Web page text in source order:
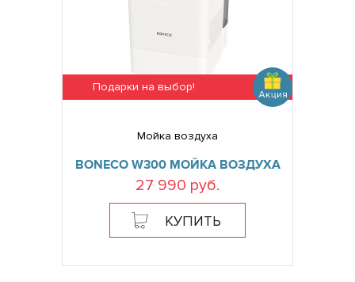
Подарки на выбор!
Мойка воздуха
BONECO W300 МОЙКА ВОЗДУХА
27 990 руб.
КУПИТЬ